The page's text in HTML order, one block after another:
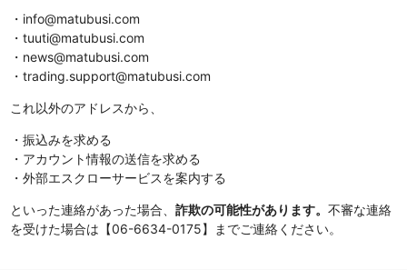
・info@matubusi.com
・tuuti@matubusi.com
・news@matubusi.com
・trading.support@matubusi.com
これ以外のアドレスから、
・振込みを求める
・アカウント情報の送信を求める
・外部エスクローサービスを案内する
といった連絡があった場合、 詐欺の可能性があります。 不審な連絡
を受けた場合は【06-6634-0175】までご連絡ください。